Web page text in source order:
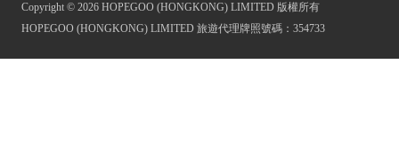
Copyright © 2026 HOPEGOO (HONGKONG) LIMITED 版權所有
HOPEGOO (HONGKONG) LIMITED 旅遊代理牌照號碼：354733